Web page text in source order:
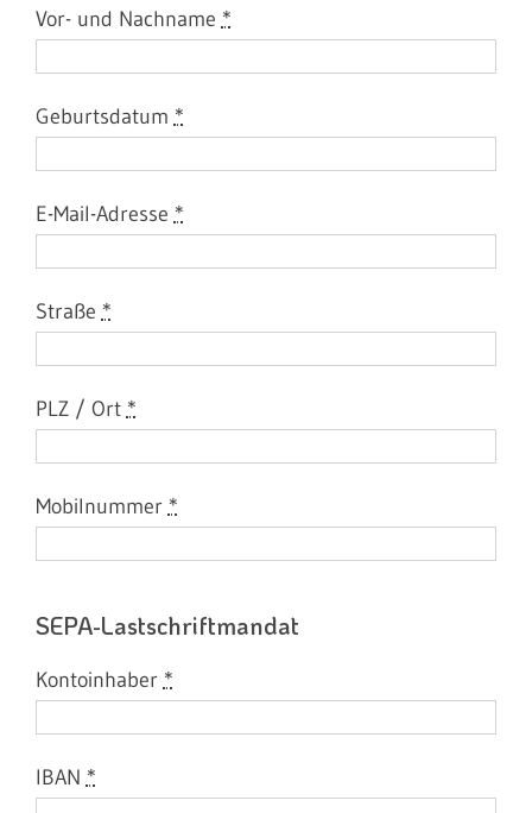
Vor- und Nachname *
Geburtsdatum *
E-Mail-Adresse *
Straße *
PLZ / Ort *
Mobilnummer *
SEPA-Lastschriftmandat
Kontoinhaber *
IBAN *